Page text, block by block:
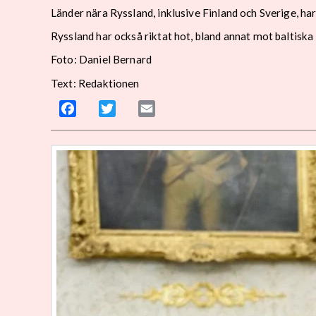
Länder nära Ryssland, inklusive Finland och
Ryssland har också riktat hot, bland annat mot
Foto: Daniel Bernard
Text: Redaktionen
Facebook Twitter